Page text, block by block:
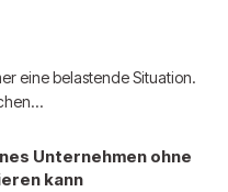
eine belastende Situation.
Unternehmen ohne
kann